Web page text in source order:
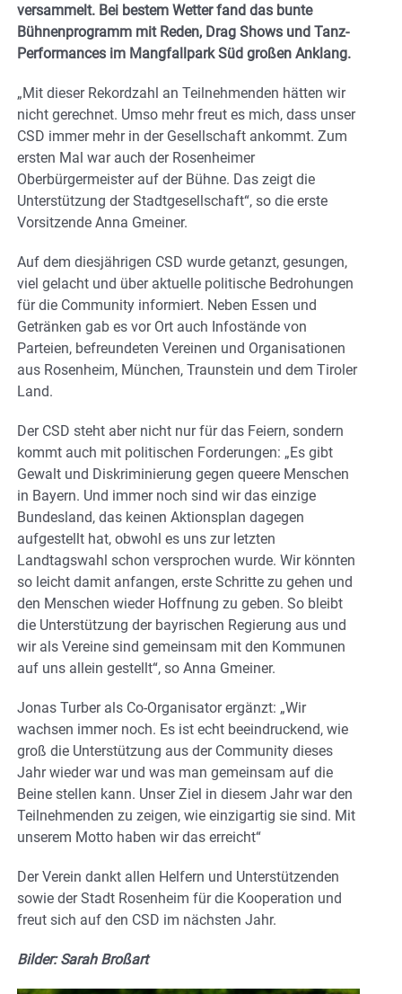
versammelt. Bei bestem Wetter fand das bunte
Bühnenprogramm mit Reden, Drag Shows und Tanz-
Performances im Mangfallpark Süd großen Anklang.
„Mit dieser Rekordzahl an Teilnehmenden hätten wir
nicht gerechnet. Umso mehr freut es mich, dass unser
CSD immer mehr in der Gesellschaft ankommt. Zum
ersten Mal war auch der Rosenheimer
Oberbürgermeister auf der Bühne. Das zeigt die
Unterstützung der Stadtgesellschaft“, so die erste
Vorsitzende Anna Gmeiner.
Auf dem diesjährigen CSD wurde getanzt, gesungen,
viel gelacht und über aktuelle politische Bedrohungen
für die Community informiert. Neben Essen und
Getränken gab es vor Ort auch Infostände von
Parteien, befreundeten Vereinen und Organisationen
aus Rosenheim, München, Traunstein und dem Tiroler
Land.
Der CSD steht aber nicht nur für das Feiern, sondern
kommt auch mit politischen Forderungen: „Es gibt
Gewalt und Diskriminierung gegen queere Menschen
in Bayern. Und immer noch sind wir das einzige
Bundesland, das keinen Aktionsplan dagegen
aufgestellt hat, obwohl es uns zur letzten
Landtagswahl schon versprochen wurde. Wir könnten
so leicht damit anfangen, erste Schritte zu gehen und
den Menschen wieder Hoffnung zu geben. So bleibt
die Unterstützung der bayrischen Regierung aus und
wir als Vereine sind gemeinsam mit den Kommunen
auf uns allein gestellt“, so Anna Gmeiner.
Jonas Turber als Co-Organisator ergänzt: „Wir
wachsen immer noch. Es ist echt beeindruckend, wie
groß die Unterstützung aus der Community dieses
Jahr wieder war und was man gemeinsam auf die
Beine stellen kann. Unser Ziel in diesem Jahr war den
Teilnehmenden zu zeigen, wie einzigartig sie sind. Mit
unserem Motto haben wir das erreicht“
Der Verein dankt allen Helfern und Unterstützenden
sowie der Stadt Rosenheim für die Kooperation und
freut sich auf den CSD im nächsten Jahr.
Bilder: Sarah Broßart